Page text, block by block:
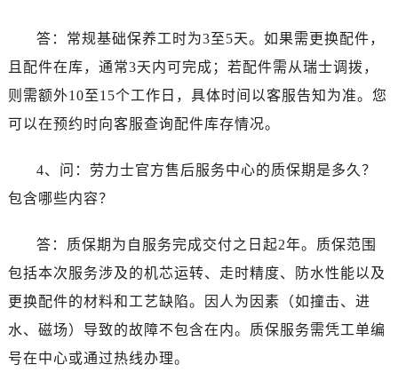
云南省大理白族自治州大理市建设路劳力士售后服务中心（需提前预约）
云南省德宏傣族景颇族自治州芒市团结大街劳力士售后服务中心（需提前预约）
云南省迪庆藏族自治州香格里拉市长征大道劳力士售后服务中心（需提前预约）
云南省临沧市临翔区世纪路劳力士售后服务中心（需提前预约）
云南省曲靖市麒麟区学府路劳力士售后服务中心（需提前预约）
云南省文山壮族苗族自治州文山市东风路劳力士售后服务中心（需提前预约）
云南省西双版纳傣族自治州景洪市宣慰大道劳力士售后服务中心（需提前预约）
云南省玉溪市红塔区南北大街劳力士售后服务中心（需提前预约）
答：常规基础保养工时为3至5天。如果需更换配件，
且配件在库，通常3天内可完成；若配件需从瑞士调拨，
则需额外10至15个工作日，具体时间以客服告知为准。您
可以在预约时向客服查询配件库存情况。
4、问：劳力士官方售后服务中心的质保期是多久？
包含哪些内容？
答：质保期为自服务完成交付之日起2年。质保范围
包括本次服务涉及的机芯运转、走时精度、防水性能以及
更换配件的材料和工艺缺陷。因人为因素（如撞击、进
水、磁场）导致的故障不包含在内。质保服务需凭工单编
号在中心或通过热线办理。